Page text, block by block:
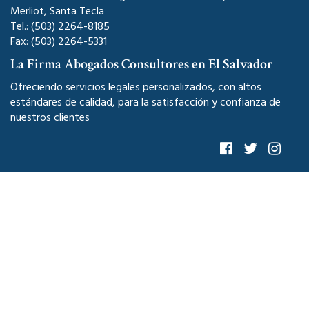
Merliot, Santa Tecla
Tel.: (503) 2264-8185
Fax: (503) 2264-5331
La Firma Abogados Consultores en El Salvador
Ofreciendo servicios legales personalizados, con altos
estándares de calidad, para la satisfacción y confianza de
nuestros clientes